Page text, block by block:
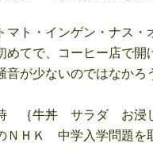
ト・インゲン・ナス・
てで、コーヒー店で開
が少ないのではなか
｛牛丼 サラダ お浸
ＮＨＫ 中学入学問題を